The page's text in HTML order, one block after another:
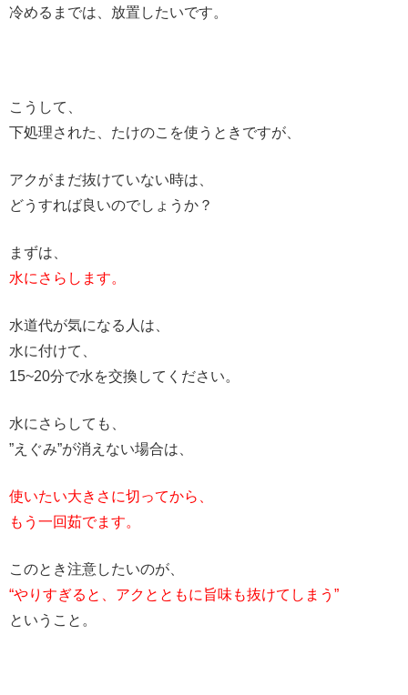
冷めるまでは、放置したいです。
こうして、
下処理された、たけのこを使うときですが、
アクがまだ抜けていない時は、
どうすれば良いのでしょうか？
まずは、
水にさらします。
水道代が気になる人は、
水に付けて、
15~20分で水を交換してください。
水にさらしても、
”えぐみ”が消えない場合は、
使いたい大きさに切ってから、
もう一回茹でます。
このとき注意したいのが、
“やりすぎると、アクとともに旨味も抜けてしまう”
ということ。